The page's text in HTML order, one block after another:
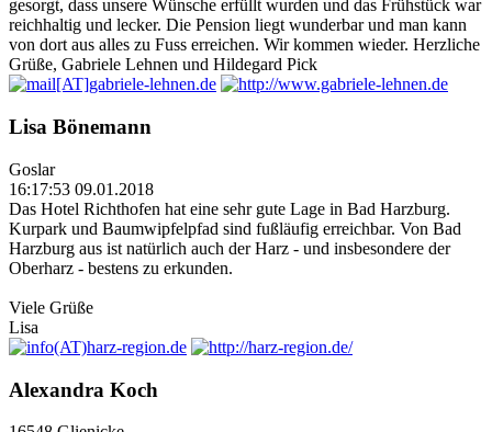
gesorgt, dass unsere Wünsche erfüllt wurden und das Frühstück war
reichhaltig und lecker. Die Pension liegt wunderbar und man kann
von dort aus alles zu Fuss erreichen. Wir kommen wieder. Herzliche
Grüße, Gabriele Lehnen und Hildegard Pick
Lisa Bönemann
Goslar
16:17:53 09.01.2018
Das Hotel Richthofen hat eine sehr gute Lage in Bad Harzburg.
Kurpark und Baumwipfelpfad sind fußläufig erreichbar. Von Bad
Harzburg aus ist natürlich auch der Harz - und insbesondere der
Oberharz - bestens zu erkunden.
Viele Grüße
Lisa
Alexandra Koch